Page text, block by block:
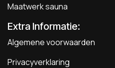
Maatwerk sauna
Extra Informatie:
Algemene voorwaarden
Privacyverklaring